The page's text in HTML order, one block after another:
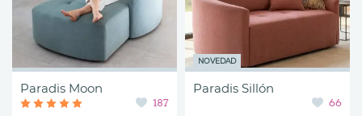
Paradis Moon
187
NOVEDAD
Paradis Sillón
66